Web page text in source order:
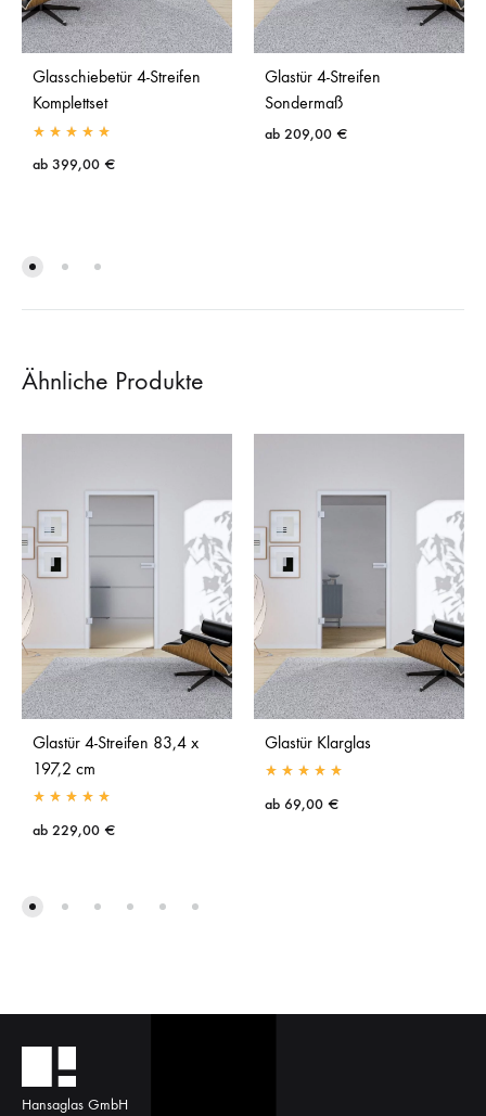
Glasschiebetür 4-Streifen
Komplettset
ab 399,00 €
Glastür 4-Streifen
Sondermaß
ab 209,00 €
Ähnliche Produkte
Glastür 4-Streifen 83,4 x
197,2 cm
ab 229,00 €
Glastür Klarglas
ab 69,00 €
Hansaglas GmbH